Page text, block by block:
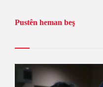
Pustên heman beş